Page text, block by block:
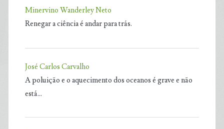
Minervino Wanderley Neto
Renegar a ciência é andar para trás.
José Carlos Carvalho
A poluição e o aquecimento dos oceanos é grave e não
está…